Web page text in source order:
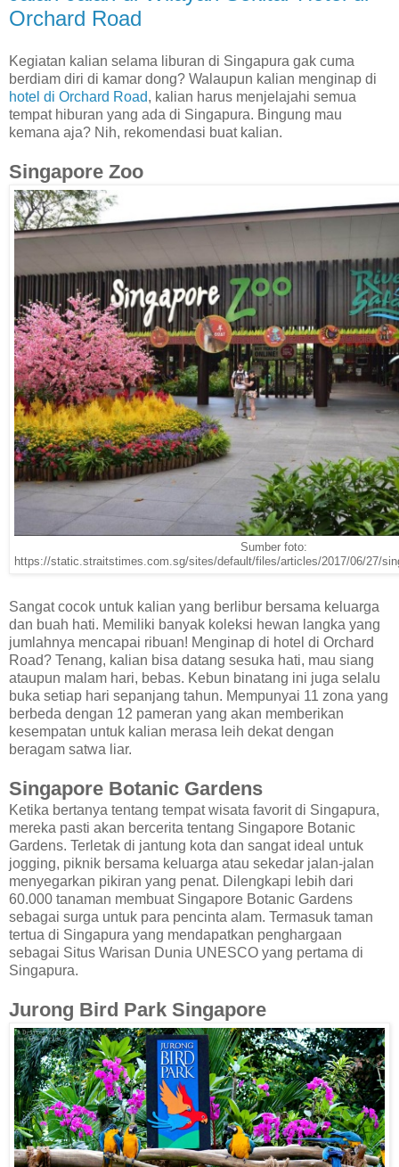
Orchard Road
Kegiatan kalian selama liburan di Singapura gak cuma
berdiam diri di kamar dong? Walaupun kalian menginap di
hotel di Orchard Road, kalian harus menjelajahi semua
tempat hiburan yang ada di Singapura. Bingung mau
kemana aja? Nih, rekomendasi buat kalian.
Singapore Zoo
Sumber foto:
https://static.straitstimes.com.sg/sites/default/files/articles/2017/06/27/
Sangat cocok untuk kalian yang berlibur bersama keluarga
dan buah hati. Memiliki banyak koleksi hewan langka yang
jumlahnya mencapai ribuan! Menginap di hotel di Orchard
Road? Tenang, kalian bisa datang sesuka hati, mau siang
ataupun malam hari, bebas. Kebun binatang ini juga selalu
buka setiap hari sepanjang tahun. Mempunyai 11 zona yang
berbeda dengan 12 pameran yang akan memberikan
kesempatan untuk kalian merasa leih dekat dengan
beragam satwa liar.
Singapore Botanic Gardens
Ketika bertanya tentang tempat wisata favorit di Singapura,
mereka pasti akan bercerita tentang Singapore Botanic
Gardens. Terletak di jantung kota dan sangat ideal untuk
jogging, piknik bersama keluarga atau sekedar jalan-jalan
menyegarkan pikiran yang penat. Dilengkapi lebih dari
60.000 tanaman membuat Singapore Botanic Gardens
sebagai surga untuk para pencinta alam. Termasuk taman
tertua di Singapura yang mendapatkan penghargaan
sebagai Situs Warisan Dunia UNESCO yang pertama di
Singapura.
Jurong Bird Park Singapore